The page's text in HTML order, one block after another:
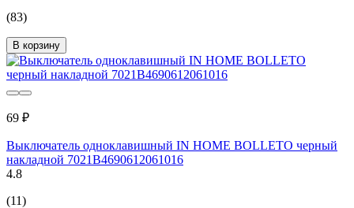
(83)
В корзину
69 ₽
Выключатель одноклавишный IN HOME BOLLETO черный
накладной 7021B4690612061016
4.8
(11)